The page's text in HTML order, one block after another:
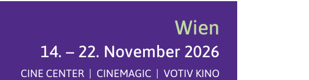
Wien
14. – 22. November 2026
CINE CENTER | CINEMAGIC | VOTIV KINO